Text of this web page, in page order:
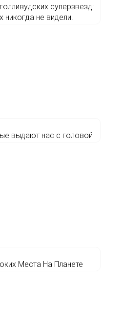
суперзвезд:
никогда не видели!
выдают нас с головой
Места На Планете